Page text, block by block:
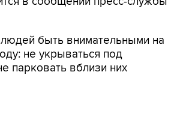
быть внимательными на
не укрываться под
парковать вблизи них